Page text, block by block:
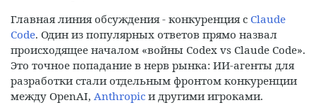
Главная линия обсуждения - конкуренция с Claude
Code. Один из популярных ответов прямо назвал
происходящее началом «войны Codex vs Claude Code».
Это точное попадание в нерв рынка: ИИ-агенты для
разработки стали отдельным фронтом конкуренции
между OpenAI, Anthropic и другими игроками.